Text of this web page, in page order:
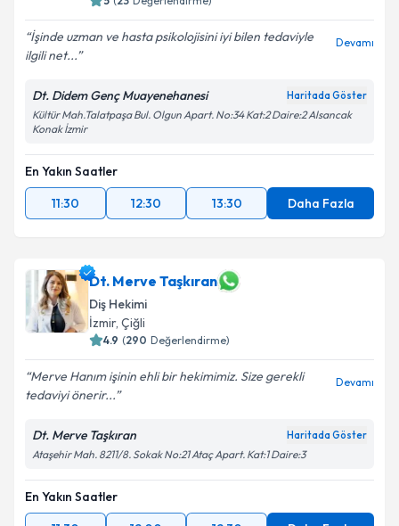
İşinde uzman ve hasta psikolojisini iyi bilen tedaviyle
ilgili net...
Devamı
Dt. Didem Genç Muayenehanesi Haritada Göster
Kültür Mah.Talatpaşa Bul. Olgun Apart. No:34 Kat:2 Daire:2 Alsancak
Konak İzmir
En Yakın Saatler
11:30
12:30 13:30 Daha Fazla
Dt. Merve Taşkıran
Diş Hekimi
İzmir, Çiğli
4.9 (290 Değerlendirme)
Merve Hanım işinin ehli bir hekimimiz. Size gerekli
tedaviyi önerir...
Devamı
Dt. Merve Taşkıran Haritada Göster
Ataşehir Mah. 8211/8. Sokak No:21 Ataç Apart. Kat:1 Daire:3
En Yakın Saatler